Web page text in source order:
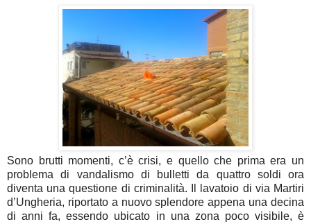
Sono brutti momenti, c’è crisi, e quello che prima era un
problema di vandalismo di bulletti da quattro soldi ora
diventa una questione di criminalità. Il lavatoio di via Martiri
d’Ungheria, riportato a nuovo splendore appena una decina
di anni fa, essendo ubicato in una zona poco visibile, è